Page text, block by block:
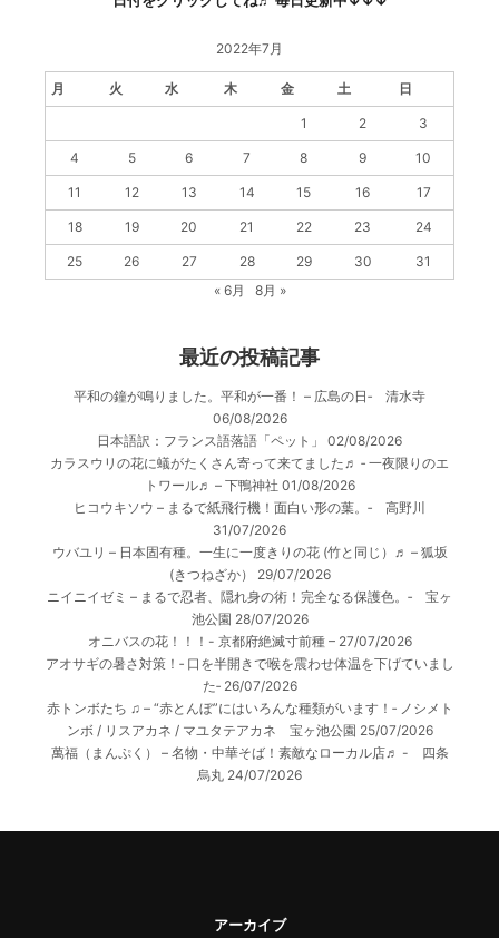
2022年7月
月 火 水 木 金 土 日
1 2 3
4 5 6 7 8 9 10
11 12 13 14 15 16 17
18 19 20 21 22 23 24
25 26 27 28 29 30
31
« 6月
8月 »
最近の投稿記事
平和の鐘が鳴りました。平和が一番！ – 広島の日‐ 清水寺
06/08/2026
日本語訳：フランス語落語「ペット」
02/08/2026
カラスウリの花に蟻がたくさん寄って来てました♬ ‐ 一夜限りのエ
トワール♬ – 下鴨神社 01/08/2026
ヒコウキソウ – まるで紙飛行機！面白い形の葉。‐ 高野川
31/07/2026
ウバユリ – 日本固有種。一生に一度きりの花 (竹と同じ）♬ – 狐坂
(きつねざか）
29/07/2026
ニイニイゼミ – まるで忍者、隠れ身の術！完全なる保護色。‐ 宝ヶ
池公園 28/07/2026
オニバスの花！！！- 京都府絶滅寸前種 – 27/07/2026
アオサギの暑さ対策！‐ 口を半開きで喉を震わせ体温を下げていまし
た‐ 26/07/2026
赤トンボたち ♫ – “赤とんぼ”にはいろんな種類がいます！‐ ノシメト
ンボ / リスアカネ / マユタテアカネ 宝ヶ池公園 25/07/2026
萬福（まんぷく） – 名物・中華そば！素敵なローカル店♬ - 四条
烏丸 24/07/2026
アーカイブ